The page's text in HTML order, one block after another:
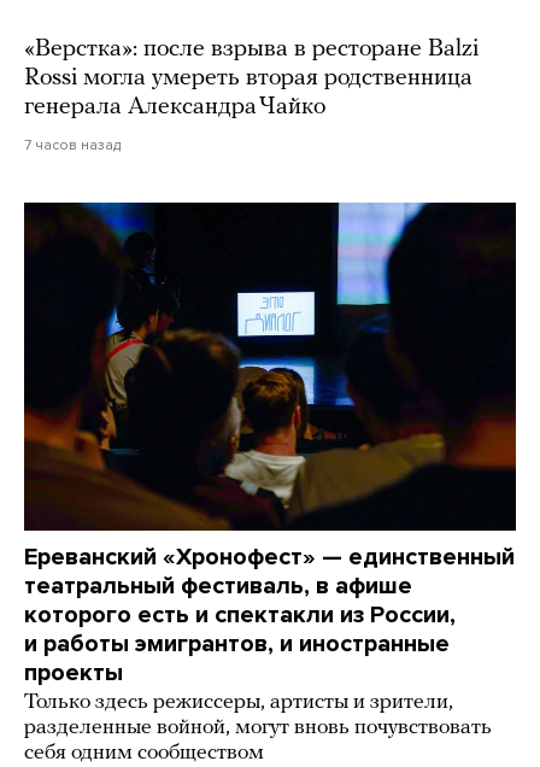
«Верстка»: после взрыва в ресторане Balzi
Rossi могла умереть вторая родственница
генерала Александра Чайко
7 часов назад
Ереванский «Хронофест» — единственный
театральный фестиваль, в афише
которого есть и спектакли из России,
и работы эмигрантов, и иностранные
проекты
Только здесь режиссеры, артисты и зрители,
разделенные войной, могут вновь почувствовать
себя одним сообществом